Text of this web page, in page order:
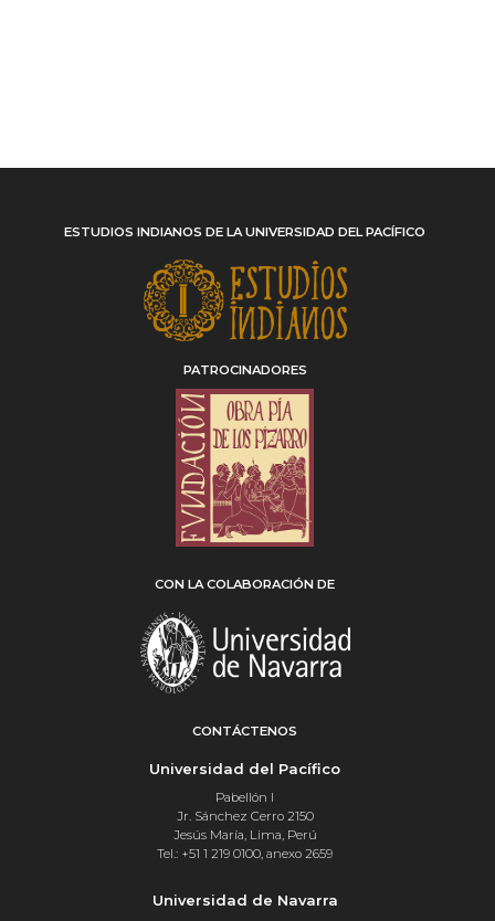
ESTUDIOS INDIANOS DE LA UNIVERSIDAD DEL PACÍFICO
PATROCINADORES
CON LA COLABORACIÓN DE
CONTÁCTENOS
Universidad del Pacífico
Pabellón I
Jr. Sánchez Cerro 2150
Jesús María, Lima, Perú
Tel.: +51 1 219 0100, anexo 2659
Universidad de Navarra